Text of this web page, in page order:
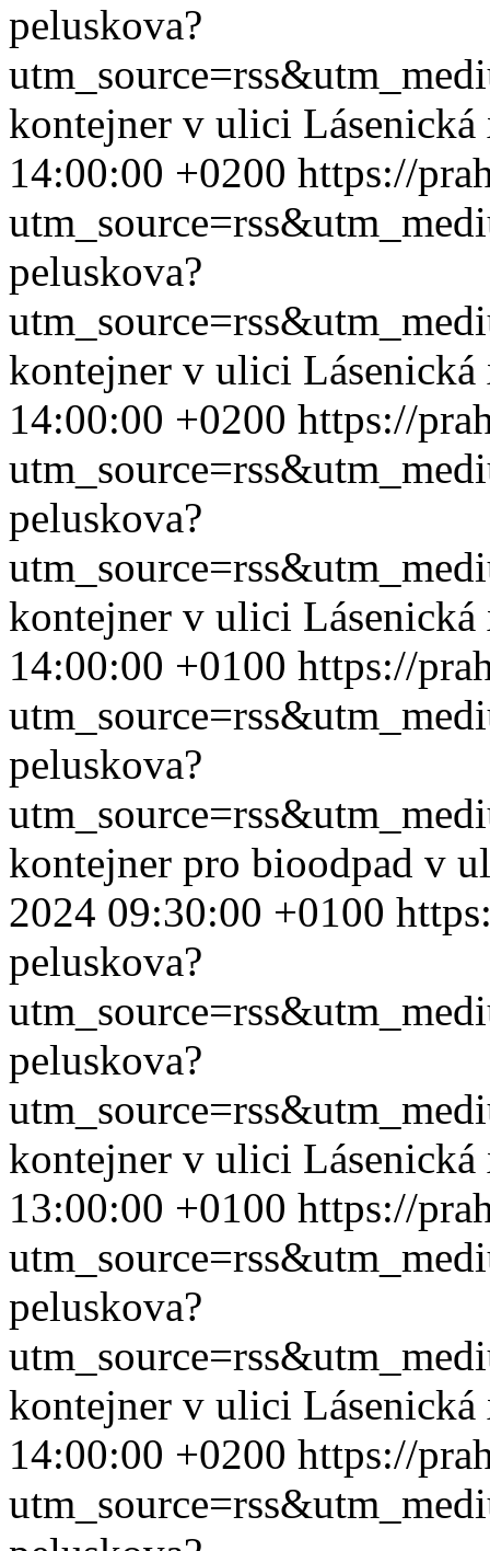
peluskova?
kontejner v ulici
14:00:00 +0200 https://
peluskova?
kontejner v ulici
14:00:00 +0200 https://
peluskova?
kontejner v ulici
14:00:00 +0100 https://
peluskova?
kontejner pro bioodpad v
2024 09:30:00 +0100
peluskova?
peluskova?
kontejner v ulici
13:00:00 +0100 https://
peluskova?
kontejner v ulici
14:00:00 +0200 https://